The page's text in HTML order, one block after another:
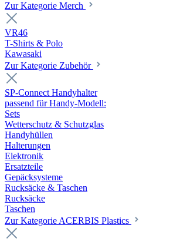
Zur Kategorie Merch
VR46
T-Shirts & Polo
Kawasaki
Zur Kategorie Zubehör
SP-Connect Handyhalter
passend für Handy-Modell:
Sets
Wetterschutz & Schutzglas
Handyhüllen
Halterungen
Elektronik
Ersatzteile
Gepäcksysteme
Rucksäcke & Taschen
Rucksäcke
Taschen
Zur Kategorie ACERBIS Plastics